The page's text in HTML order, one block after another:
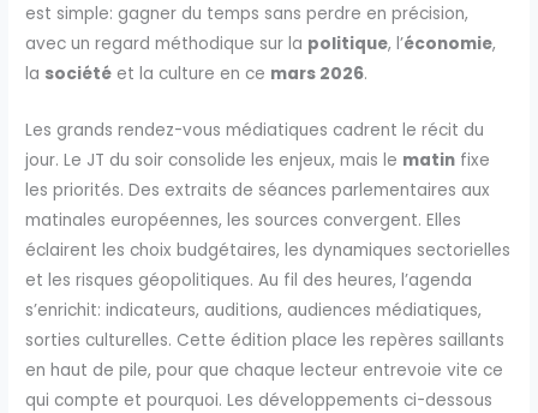
est simple: gagner du temps sans perdre en précision,
avec un regard méthodique sur la politique, l’économie,
la société et la culture en ce mars 2026.
Les grands rendez-vous médiatiques cadrent le récit du
jour. Le JT du soir consolide les enjeux, mais le matin fixe
les priorités. Des extraits de séances parlementaires aux
matinales européennes, les sources convergent. Elles
éclairent les choix budgétaires, les dynamiques sectorielles
et les risques géopolitiques. Au fil des heures, l’agenda
s’enrichit: indicateurs, auditions, audiences médiatiques,
sorties culturelles. Cette édition place les repères saillants
en haut de pile, pour que chaque lecteur entrevoie vite ce
qui compte et pourquoi. Les développements ci-dessous